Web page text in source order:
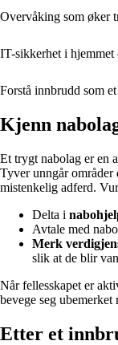
Overvåking som øker
IT-sikkerhet i
Forstå innbrudd som
Kjenn
Et trygt nabolag er en
Tyver unngår områder
mistenkelig adferd.
Delta i
Avtale med
Merk
slik at de blir
Når fellesskapet er
bevege seg ubemerket
Etter et